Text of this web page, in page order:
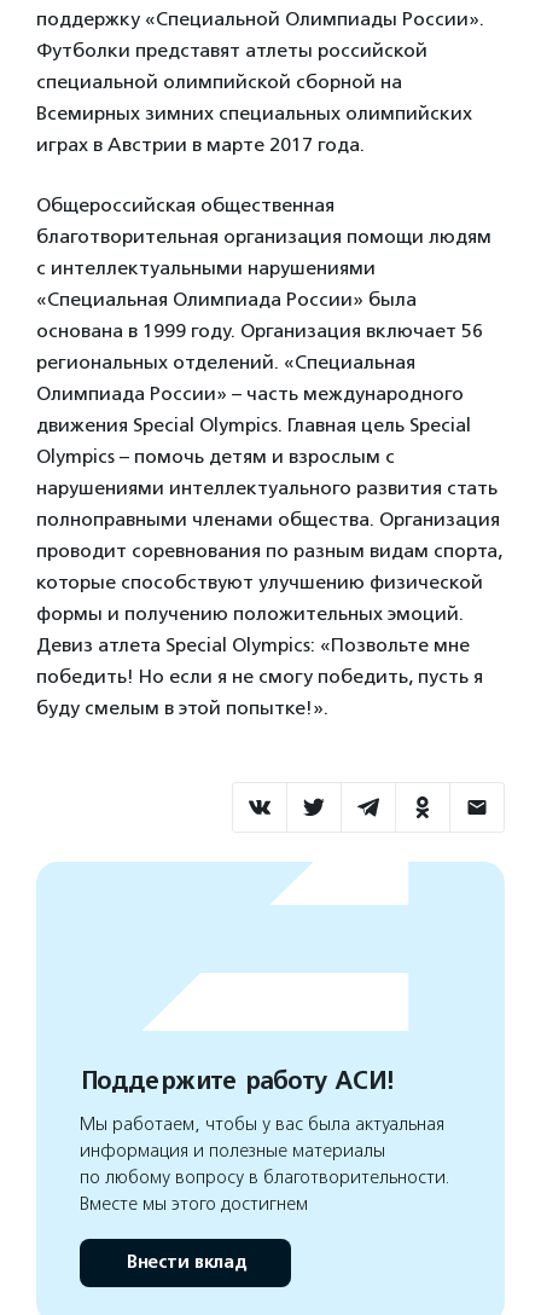
поддержку «Специальной Олимпиады России».
Футболки представят атлеты российской
специальной олимпийской сборной на
Всемирных зимних специальных олимпийских
играх в Австрии в марте 2017 года.
Общероссийская общественная
благотворительная организация помощи людям
с интеллектуальными нарушениями
«Специальная Олимпиада России» была
основана в 1999 году. Организация включает 56
региональных отделений. «Специальная
Олимпиада России» – часть международного
движения Special Olympics. Главная цель Special
Olympics – помочь детям и взрослым с
нарушениями интеллектуального развития стать
полноправными членами общества. Организация
проводит соревнования по разным видам спорта,
которые способствуют улучшению физической
формы и получению положительных эмоций.
Девиз атлета Special Olympics: «Позвольте мне
победить! Но если я не смогу победить, пусть я
буду смелым в этой попытке!».
Поддержите работу АСИ!
Мы работаем, чтобы у вас была актуальная
информация и полезные материалы
по любому вопросу в благотворительности.
Вместе мы этого достигнем
Внести вклад